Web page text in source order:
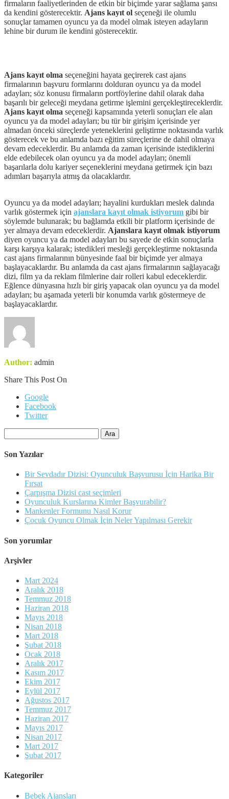
firmaların faaliyetlerinden de etkin bir biçimde yarar sağlama şansı
da kendini gösterecektir. Ajans kayıt ol seçeneği ile olumlu
sonuçlar tamamen oyuncu ya da model olmak isteyen adayların
lehine bir durum ile kendini gösterecektir.
Ajans kayıt olma seçeneğini hayata geçirerek cast ajans
firmalarının başvuru formlarını dolduran oyuncu ya da model
adayları; söz konusu firmaların portföylerine dahil olarak daha
başarılı bir geleceği meydana getirme işlemini gerçekleştireceklerdir.
Ajans kayıt olma seçeneği kapsamında yeterli sonuçları ele alan
oyuncu ya da model adayları; bu tür bir girişim içerisinde yer
almadan önceki süreçlerde yeteneklerini geliştirme noktasında varlık
gösterecek ve bu anlamda bazı eğitim süreçlerine de dahil olmaya
devam edeceklerdir. Bu anlamda da zaman içerisinde istediklerini
elde edebilecek olan oyuncu ya da model adayları; önemli
başarılarla dolu kariyer seçeneklerini meydana getirmek için bazı
adımları başarıyla atmış da olacaklardır.
Oyuncu ya da model adayları; hayalini kurdukları meslek dalında
varlık göstermek için ajanslara kayıt olmak istiyorum gibi bir
söylemde bulunarak; bu bağlamda etkili bir platform içerisinde de
yer almaya devam edeceklerdir. Ajanslara kayıt olmak istiyorum
diyen oyuncu ya da model adayları bu sayede de etkin sonuçlarla
karşı karşıya kalarak; istedikleri mesleği gerçekleştirme noktasında
cast ajans firmalarının bünyesinde faal bir biçimde yer almaya
başlayacaklardır. Bu anlamda da cast ajans firmalarının sağlayacağı
dizi, film ya da reklam filmlerine dair rolleri kabul edeceklerdir.
Eğlence dünyasına hızlı bir giriş yapacak olan oyuncu ya da model
adayları; bu aşamada yeterli bir konumda varlık göstermeye de
başlayacaklardır.
Author: admin
Share This Post On
Google
Facebook
Twitter
Son Yazılar
Bir Sevdadır Dizisi: Oyunculuk Başvurusu İçin Harika Bir
Fırsat
Çarpışma Dizisi cast seçimleri
Oyunculuk Kurslarına Kimler Başvurabilir?
Mankenler Formunu Nasıl Korur
Çocuk Oyuncu Olmak İçin Neler Yapılması Gerekir
Son yorumlar
Arşivler
Mart 2024
Aralık 2018
Temmuz 2018
Haziran 2018
Mayıs 2018
Nisan 2018
Mart 2018
Şubat 2018
Ocak 2018
Aralık 2017
Kasım 2017
Ekim 2017
Eylül 2017
Ağustos 2017
Temmuz 2017
Haziran 2017
Mayıs 2017
Nisan 2017
Mart 2017
Şubat 2017
Kategoriler
Bebek Ajansları